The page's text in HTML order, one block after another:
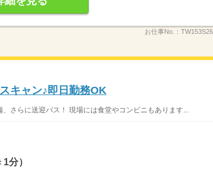
お仕事No.：
キャン♪即日勤務OK
さらに送迎バス！ 現場には食堂やコンビニもあります...
分）